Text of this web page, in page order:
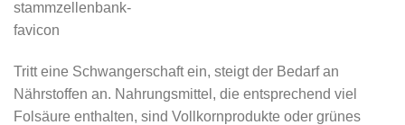
Tritt eine Schwangerschaft ein, steigt der Bedarf an
Nährstoffen an. Nahrungsmittel, die entsprechend viel
Folsäure enthalten, sind Vollkornprodukte oder grünes